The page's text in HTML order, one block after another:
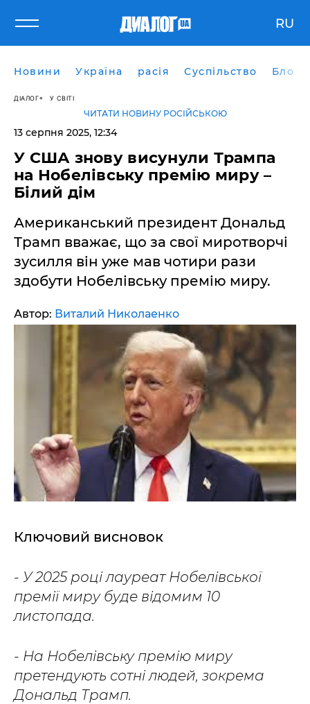
RU
Новини Україна расія Суспільство Блоги
ДІАЛОГ У СВІТІ
ЧИТАТИ НОВИНУ РОСІЙСЬКОЮ
13 серпня 2025, 12:34
У США знову висунули Трампа
на Нобелівську премію миру –
Білий дім
Американський президент Дональд
Трамп вважає, що за свої миротворчі
зусилля він уже мав чотири рази
здобути Нобелівську премію миру.
Автор: Виталий Николаенко
Ключовий висновок
- У 2025 році лауреат Нобелівської
премії миру буде відомим 10
листопада.
- На Нобелівську премію миру
претендують сотні людей, зокрема
Дональд Трамп.